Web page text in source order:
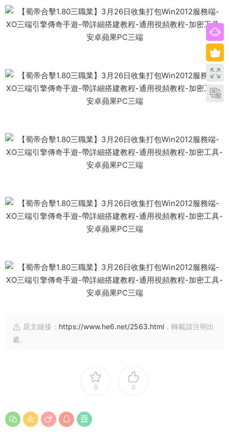
原文鏈接： https://www.he6.net/2563.html ，轉載請注明出
處。
0 0